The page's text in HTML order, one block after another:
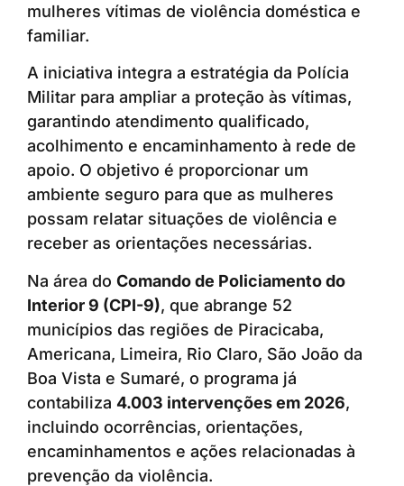
mulheres vítimas de violência doméstica e
familiar.
A iniciativa integra a estratégia da Polícia
Militar para ampliar a proteção às vítimas,
garantindo atendimento qualificado,
acolhimento e encaminhamento à rede de
apoio. O objetivo é proporcionar um
ambiente seguro para que as mulheres
possam relatar situações de violência e
receber as orientações necessárias.
Na área do Comando de Policiamento do
Interior 9 (CPI-9), que abrange 52
municípios das regiões de Piracicaba,
Americana, Limeira, Rio Claro, São João da
Boa Vista e Sumaré, o programa já
contabiliza 4.003 intervenções em 2026,
incluindo ocorrências, orientações,
encaminhamentos e ações relacionadas à
prevenção da violência.